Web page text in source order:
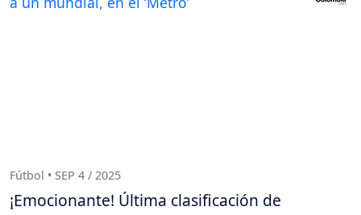
Fútbol • SEP 4 / 2025
¡Emocionante! Última clasificación de